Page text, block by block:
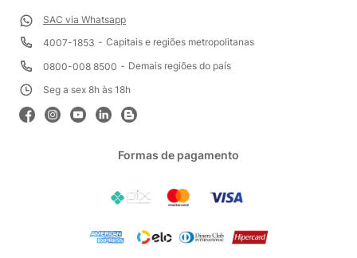
SAC via Whatsapp
4007-1853
Capitais e regiões metropolitanas
0800-008 8500
Demais regiões do país
Seg a sex 8h às 18h
Formas de pagamento